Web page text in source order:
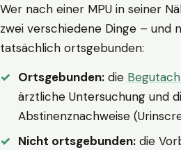
Wer nach einer MPU in seiner
zwei verschiedene Dinge – und
tatsächlich ortsgebunden:
Ortsgebunden: die
ärztliche Untersuchung und
Abstinenznachweise
Nicht ortsgebunden: die